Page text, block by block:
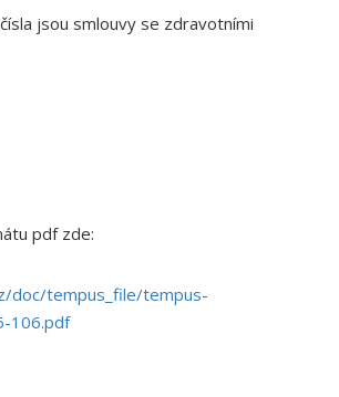
jsou smlouvy se zdravotními
pdf zde:
doc/tempus_file/tempus-
106.pdf